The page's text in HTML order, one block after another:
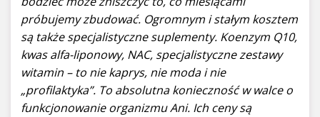
próbujemy zbudować. Ogromnym i stałym kosztem
są także specjalistyczne suplementy. Koenzym Q10,
kwas alfa-liponowy, NAC, specjalistyczne zestawy
witamin – to nie kaprys, nie moda i nie
„profilaktyka”. To absolutna konieczność w walce o
funkcjonowanie organizmu Ani. Ich ceny są